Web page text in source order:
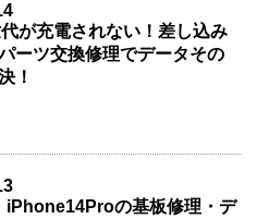
が充電されない！差し込み
ーツ交換修理でデータその
！
iPhone14Proの基板修理・デ